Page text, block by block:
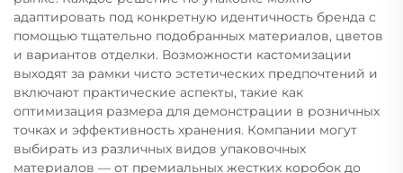
адаптировать под конкретную идентичность бренда с
помощью тщательно подобранных материалов, цветов
и вариантов отделки. Возможности кастомизации
выходят за рамки чисто эстетических предпочтений и
включают практические аспекты, такие как
оптимизация размера для демонстрации в розничных
точках и эффективность хранения. Компании могут
выбирать из различных видов упаковочных
материалов — от премиальных жестких коробок до